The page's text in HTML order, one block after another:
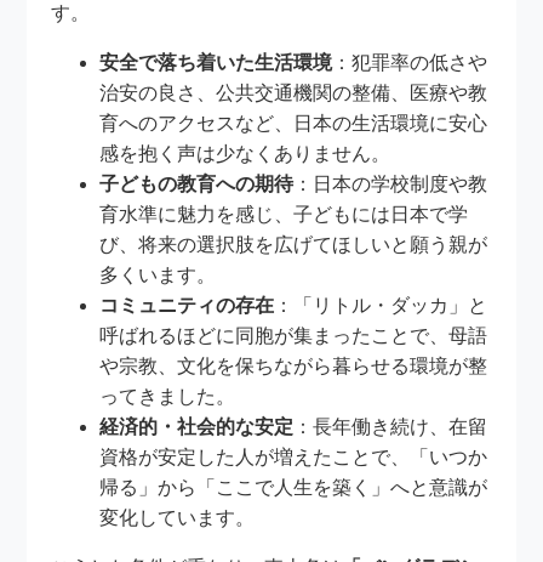
す。
安全で落ち着いた生活環境：犯罪率の低さや
治安の良さ、公共交通機関の整備、医療や教
育へのアクセスなど、日本の生活環境に安心
感を抱く声は少なくありません。
子どもの教育への期待：日本の学校制度や教
育水準に魅力を感じ、子どもには日本で学
び、将来の選択肢を広げてほしいと願う親が
多くいます。
コミュニティの存在 ：「リトル・ダッカ」と
呼ばれるほどに同胞が集まったことで、母語
や宗教、文化を保ちながら暮らせる環境が整
ってきました。
経済的・社会的な安定 ：長年働き続け、在留
資格が安定した人が増えたことで、「いつか
帰る」から「ここで人生を築く」へと意識が
変化しています。